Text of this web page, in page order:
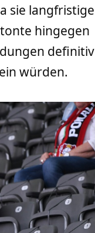
sie langfristige
hingegen
definitiv
würden.